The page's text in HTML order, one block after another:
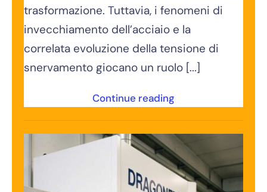
trasformazione. Tuttavia, i fenomeni di
invecchiamento dell’acciaio e la
correlata evoluzione della tensione di
snervamento giocano un ruolo [...]
Continue reading